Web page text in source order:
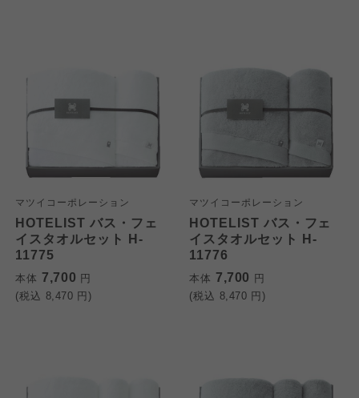
マツイコーポレーション
HOTELIST バス・フェ
イスタオルセット H-
11775
本体 7,700 円
(税込 8,470 円)
マツイコーポレーション
HOTELIST バス・フェ
イスタオルセット H-
11776
本体 7,700 円
(税込 8,470 円)
用規程）について
コープきんき事業連合が運営しています。お預